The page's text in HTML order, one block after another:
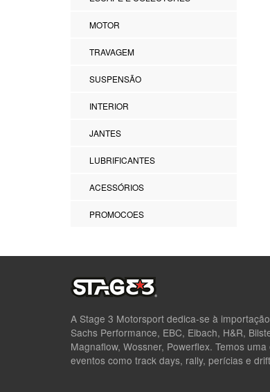
MOTOR
TRAVAGEM
SUSPENSÃO
INTERIOR
JANTES
LUBRIFICANTES
ACESSÓRIOS
PROMOCOES
A Stage 3 Motorsport dedica-se à
Sachs Performance, EBC, Eibach, H&R,
Magnaflow, Wossner, Powerflex. Temos
eventos como track days, rally, perícias e